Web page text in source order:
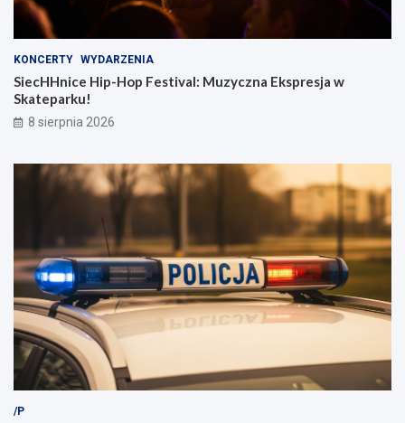
KONCERTY WYDARZENIA
SiecHHnice Hip-Hop Festival: Muzyczna Ekspresja w
Skateparku!
8 sierpnia 2026
/P